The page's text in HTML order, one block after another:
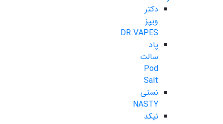
دکتر
ویپز
DR.VAPES
پاد
سالت
Pod
Salt
نستی
NASTY
نیکد